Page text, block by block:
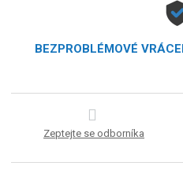
BEZPROBLÉMOVÉ
Zeptejte se odborníka